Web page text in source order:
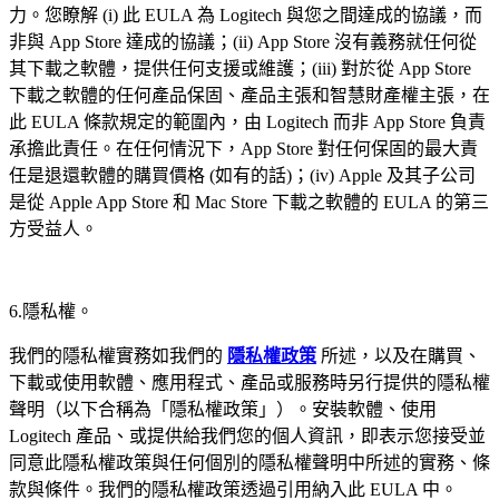
力。您瞭解 (i) 此 EULA 為 Logitech 與您之間達成的協議，而
非與 App Store 達成的協議；(ii) App Store 沒有義務就任何從
其下載之軟體，提供任何支援或維護；(iii) 對於從 App Store
下載之軟體的任何產品保固、產品主張和智慧財產權主張，在
此 EULA 條款規定的範圍內，由 Logitech 而非 App Store 負責
承擔此責任。在任何情況下，App Store 對任何保固的最大責
任是退還軟體的購買價格 (如有的話)；(iv) Apple 及其子公司
是從 Apple App Store 和 Mac Store 下載之軟體的 EULA 的第三
方受益人。
6.隱私權。
我們的隱私權實務如我們的 隱私權政策 所述，以及在購買、
下載或使用軟體、應用程式、產品或服務時另行提供的隱私權
聲明（以下合稱為「隱私權政策」）。安裝軟體、使用
Logitech 產品、或提供給我們您的個人資訊，即表示您接受並
同意此隱私權政策與任何個別的隱私權聲明中所述的實務、條
款與條件。我們的隱私權政策透過引用納入此 EULA 中。